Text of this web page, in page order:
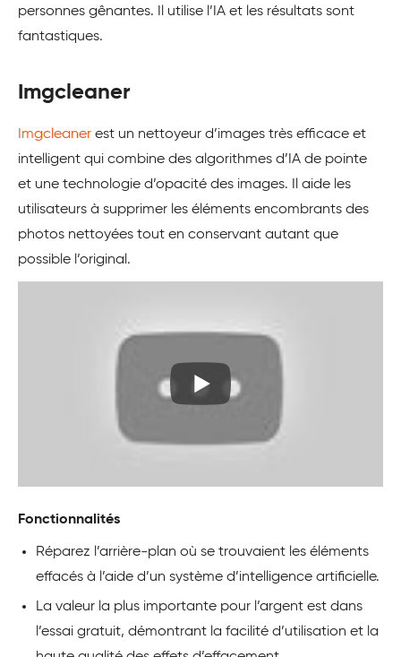
personnes gênantes. Il utilise l’IA et les résultats sont
fantastiques.
Imgcleaner
Imgcleaner est un nettoyeur d’images très efficace et
intelligent qui combine des algorithmes d’IA de pointe
et une technologie d’opacité des images. Il aide les
utilisateurs à supprimer les éléments encombrants des
photos nettoyées tout en conservant autant que
possible l’original.
Fonctionnalités
Réparez l’arrière-plan où se trouvaient les éléments
effacés à l’aide d’un système d’intelligence artificielle.
La valeur la plus importante pour l’argent est dans
l’essai gratuit, démontrant la facilité d’utilisation et la